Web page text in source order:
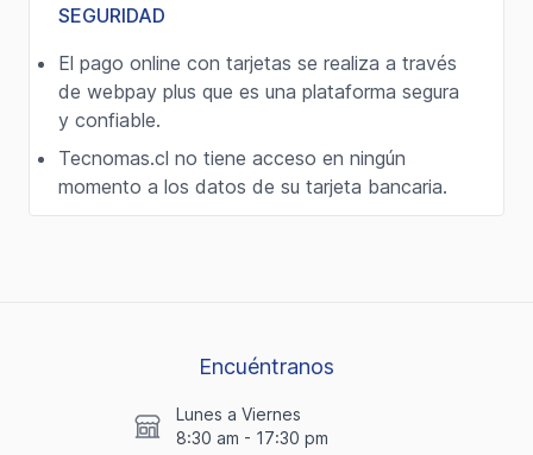
SEGURIDAD
El pago online con tarjetas se realiza a través
de webpay plus que es una plataforma segura
y confiable.
Tecnomas.cl no tiene acceso en ningún
momento a los datos de su tarjeta bancaria.
Encuéntranos
Lunes a Viernes
8:30 am - 17:30 pm